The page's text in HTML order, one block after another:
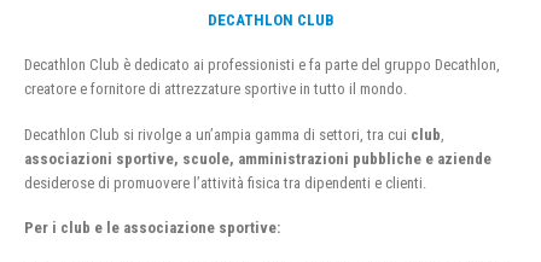
DECATHLON CLUB
Decathlon Club è dedicato ai professionisti e fa parte del gruppo Decathlon,
creatore e fornitore di attrezzature sportive in tutto il mondo.
Decathlon Club si rivolge a un’ampia gamma di settori, tra cui club
associazioni sportive, scuole, amministrazioni pubbliche e aziende
desiderose di promuovere l’attività fisica tra dipendenti e clienti.
Per i club e le associazione sportive: